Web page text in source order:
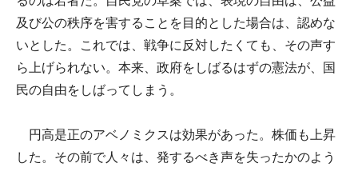
及び公の秩序を害することを目的とした場合は、認めな
いとした。これでは、戦争に反対したくても、その声す
ら上げられない。本来、政府をしばるはずの憲法が、国
民の自由をしばってしまう。
円高是正のアベノミクスは効果があった。株価も上昇
した。その前で人々は、発するべき声を失ったかのよう